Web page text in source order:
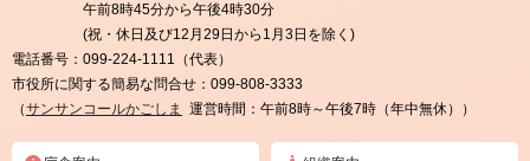
午前8時45分から午後4時30分
(祝・休日及び12月29日から1月3日を除く)
電話番号： 099-224-1111（代表）
市役所に関する簡易な問合せ： 099-808-3333
（サンサンコールかごしま 運営時間：午前8時～午後7時（年中無休））